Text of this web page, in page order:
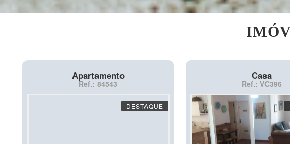
Apartamento
Ref.: 84543
DESTAQUE
Casa
Ref.: VC396